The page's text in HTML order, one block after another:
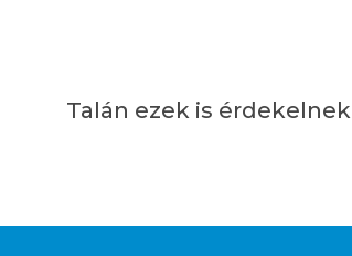
Talán ezek is érdekelnek